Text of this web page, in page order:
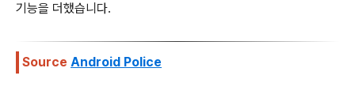
기능을 더했습니다.
Source Android Police